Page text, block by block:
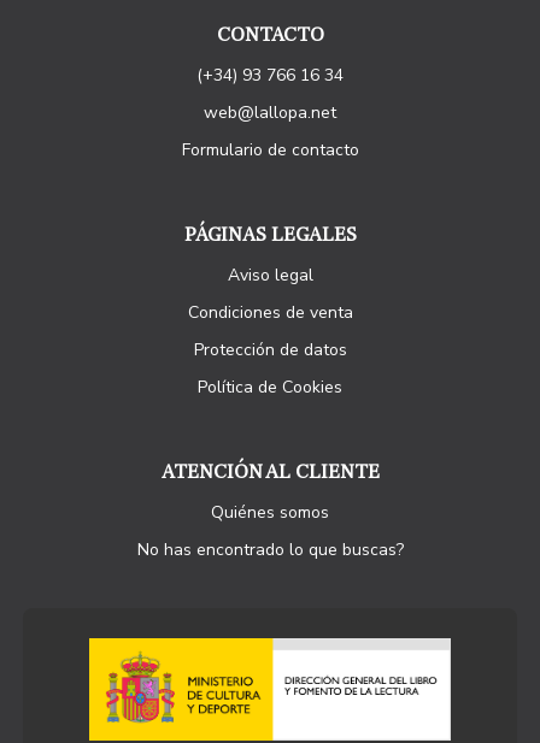
CONTACTO
(+34) 93 766 16 34
web@lallopa.net
Formulario de contacto
PÁGINAS LEGALES
Aviso legal
Condiciones de venta
Protección de datos
Política de Cookies
ATENCIÓN AL CLIENTE
Quiénes somos
No has encontrado lo que buscas?